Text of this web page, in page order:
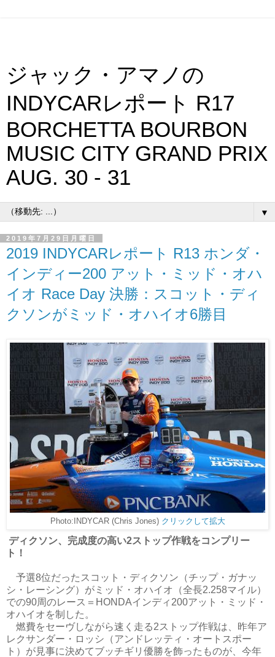
ジャック・アマノの
INDYCARレポート R17
BORCHETTA BOURBON
MUSIC CITY GRAND PRIX
AUG. 30 - 31
▼
2019年7月29日月曜日
2019 INDYCARレポート R13 ホンダ・
インディー200 アット・ミッド・オハ
イオ Race Day 決勝：スコット・ディ
クソンがミッド・オハイオ6勝目
Photo:INDYCAR (Chris Jones) クリックして拡大
ディクソン、完成度の高い2ストップ作戦をコンプリー
ト！
予選8位だったスコット・ディクソン（チップ・ガナッ
シ・レーシング）がミッド・オハイオ（全長2.258マイル）
での90周のレース＝HONDAインディ200アット・ミッド・
オハイオを制した。
燃費をセーヴしながら速く走る2ストップ作戦は、昨年ア
レクサンダー・ロッシ（アンドレッティ・オートスポー
ト）が見事に決めてブッチギリ優勝を飾ったものが、今年